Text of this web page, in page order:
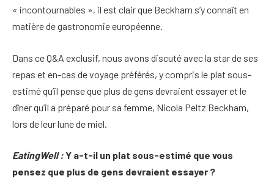
« incontournables », il est clair que Beckham s’y connaît en
matière de gastronomie européenne.
Dans ce Q&A exclusif, nous avons discuté avec la star de ses
repas et en-cas de voyage préférés, y compris le plat sous-
estimé qu’il pense que plus de gens devraient essayer et le
dîner qu’il a préparé pour sa femme, Nicola Peltz Beckham,
lors de leur lune de miel.
EatingWell :Y a-t-il un plat sous-estimé que vous
pensez que plus de gens devraient essayer ?